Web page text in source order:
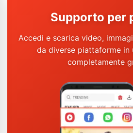
Supporto per
Accedi e scarica video,
da diverse piattaforme in
completamente